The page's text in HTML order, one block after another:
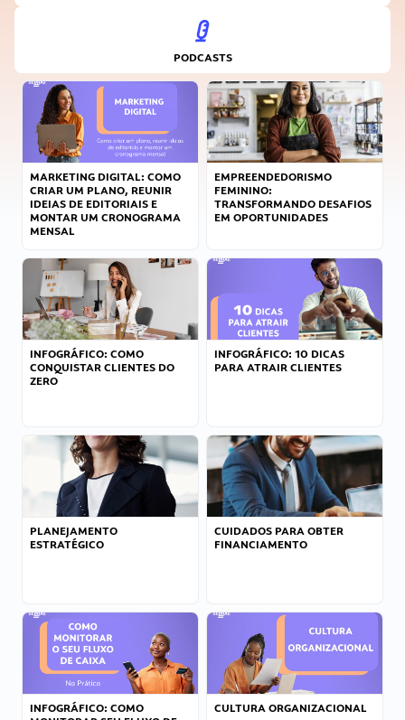
PODCASTS
MARKETING DIGITAL: COMO
CRIAR UM PLANO, REUNIR
IDEIAS DE EDITORIAIS E
MONTAR UM CRONOGRAMA
MENSAL
EMPREENDEDORISMO
FEMININO:
TRANSFORMANDO DESAFIOS
EM OPORTUNIDADES
INFOGRÁFICO: COMO
CONQUISTAR CLIENTES DO
ZERO
INFOGRÁFICO: 10 DICAS
PARA ATRAIR CLIENTES
PLANEJAMENTO
ESTRATÉGICO
CUIDADOS PARA OBTER
FINANCIAMENTO
INFOGRÁFICO: COMO
CULTURA ORGANIZACIONAL